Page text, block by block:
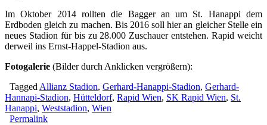
Im Oktober 2014 rollten die Bagger an um St. Hanappi dem
Erdboden gleich zu machen. Bis 2016 soll hier an gleicher Stelle ein
neues Stadion für bis zu 28.000 Zuschauer entstehen. Rapid weicht
derweil ins Ernst-Happel-Stadion aus.
Fotogalerie (Bilder durch Anklicken vergrößern):
TaggedAllianz Stadion, Gerhard-Hanappi-Stadion, Gerhard-
Hannapi-Stadion, Hütteldorf, Rapid Wien, SK Rapid Wien, St.
Hanappi, Weststadion, Wien
Permalink